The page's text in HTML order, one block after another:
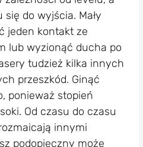
do wyjścia. Mały
jeden kontakt ze
lub wyzionąć ducha po
tudzież kilka innych
przeszkód. Ginąć
ponieważ stopień
Od czasu do czasu
innymi
podopieczny może